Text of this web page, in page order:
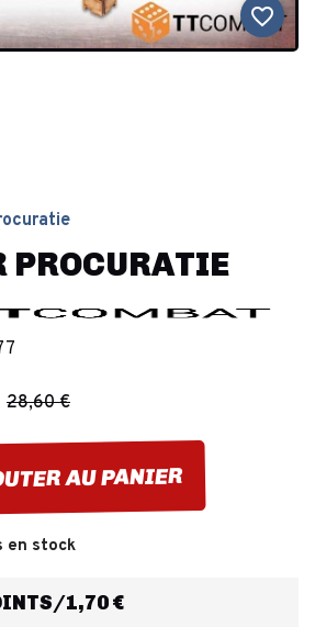
favorite_border
PROCURATIE
28,60 €
AU PANIER
en stock
1,70 €